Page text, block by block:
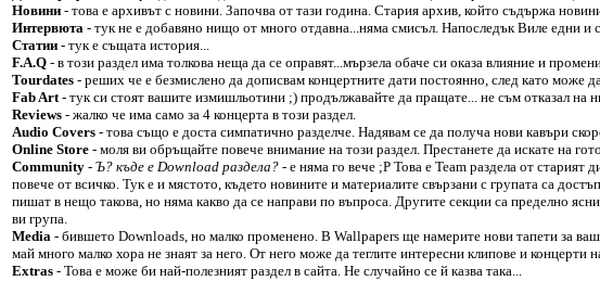
Новини - това е архивът с новини. Започва от тази година. Стария архив, който съдържа
Интервюта - тук не е добавяно нищо от много отдавна...няма смисъл. Напоследък Виле едни
Статии - тук е същата история...
F.A.Q - в този раздел има толкова неща да се оправят...мързела обаче си оказа влияние и
Tourdates - реших че е безмислено да дописвам концертните дати постоянно, след като може
Fab Art- тук си стоят вашите измишльотини ;) продължавайте да пращате... не съм отказал на
Reviews - жалко че има само за 4 концерта в този раздел.
Audio Covers - това също е доста симпатично разделче. Надявам се да получа нови кавъри
Online Store - моля ви обръщайте повече внимание на този раздел. Престанете да искате на
Community - Ъ? къде е Download раздела? - е няма го вече ;P Това е Team раздела от
повече от всичко. Тук е и мястото, където новините и материалите свързани с групата са
пишат в нещо такова, но няма какво да се направи по въпроса. Другите секции са пределно
ви група.
Media - бившето Downloads, но малко променено. В Wallpapers ще намерите нови тапети за
май много малко хора не знаят за него. От него може да теглите интересни клипове и
Extras - Това е може би най-полезният раздел в сайта. Не случайно се й казва така...